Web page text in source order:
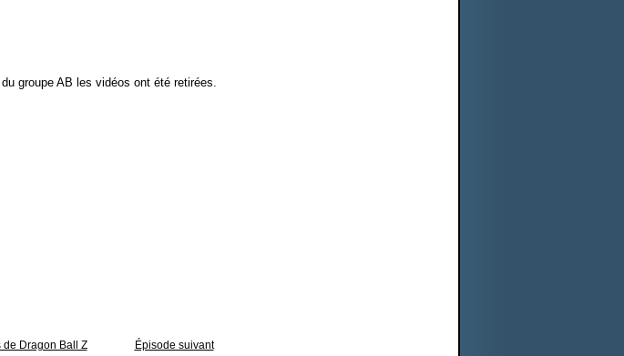
groupe AB les vidéos ont été retirées.
de Dragon Ball Z Épisode suivant